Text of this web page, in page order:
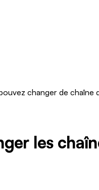
changer de chaîne
les